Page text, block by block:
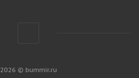
2026 © bummir.ru